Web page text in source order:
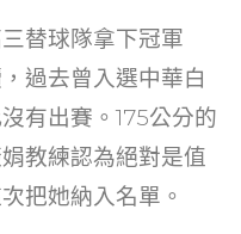
替球隊拿下冠軍
過去曾入選中華白
有出賽。175公分的
教練認為絕對是值
把她納入名單。